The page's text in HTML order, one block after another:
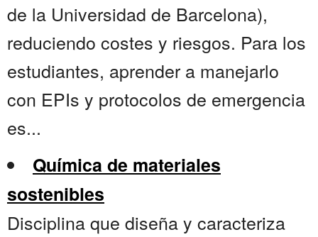
de la Universidad de Barcelona),
reduciendo costes y riesgos. Para los
estudiantes, aprender a manejarlo
con EPIs y protocolos de emergencia
es...
Química de materiales
sostenibles
Disciplina que diseña y caracteriza